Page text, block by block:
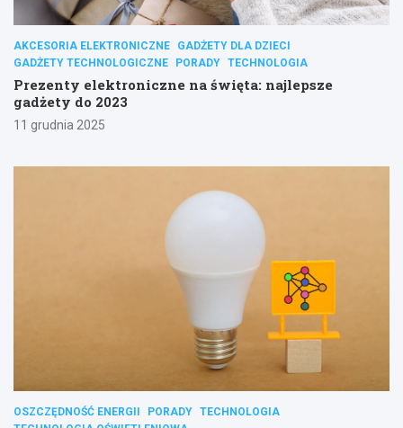
AKCESORIA ELEKTRONICZNE
GADŻETY DLA DZIECI
GADŻETY TECHNOLOGICZNE
PORADY TECHNOLOGIA
Prezenty elektroniczne na święta: najlepsze
gadżety do 2023
11 grudnia 2025
OSZCZĘDNOŚĆ ENERGII PORADY TECHNOLOGIA